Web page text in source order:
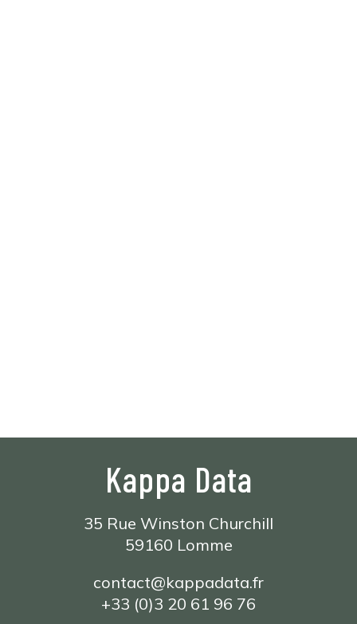
Kappa Data
35 Rue Winston Churchill
59160 Lomme
contact@kappadata.fr
+33 (0)3 20 61 96 76